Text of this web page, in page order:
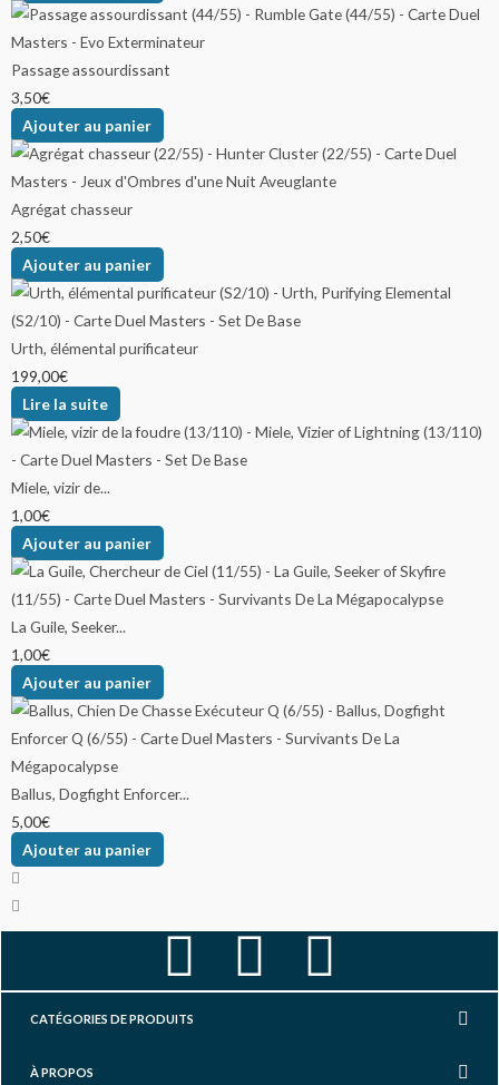
Passage assourdissant
3,50€
Ajouter au panier
Agrégat chasseur
2,50€
Ajouter au panier
Urth, élémental purificateur
199,00€
Lire la suite
Miele, vizir de...
1,00€
Ajouter au panier
La Guile, Seeker...
1,00€
Ajouter au panier
Ballus, Dogfight Enforcer...
5,00€
Ajouter au panier
F
a
I
Y
CATÉGORIES DE PRODUITS
À PROPOS